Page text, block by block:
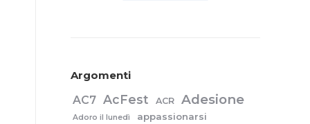
Argomenti
AC7 AcFest ACR Adesione
Adoro il lunedì appassionarsi